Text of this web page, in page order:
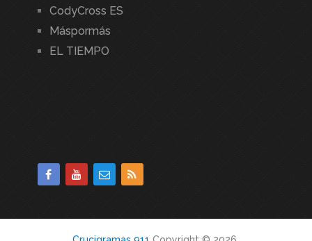
CodyCross ES
Máspormás
EL TIEMPO